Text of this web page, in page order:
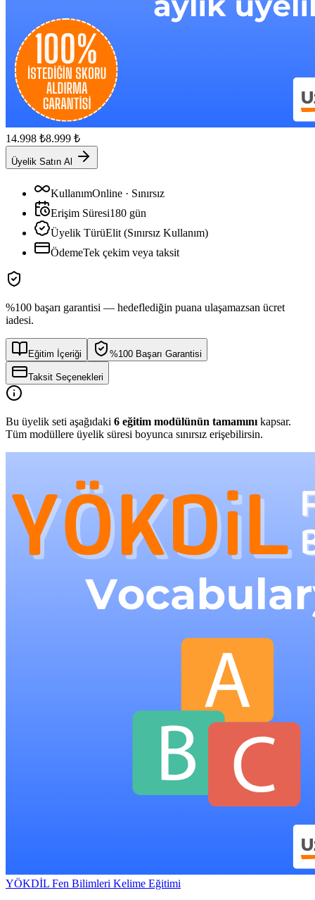
14.998 ₺8.999 ₺
Üyelik Satın Al
KullanımOnline · Sınırsız
Erişim Süresi180 gün
Üyelik TürüElit (Sınırsız Kullanım)
ÖdemeTek çekim veya taksit
%100 başarı garantisi — hedeflediğin puana ulaşamazsan ücret
iadesi.
Eğitim İçeriği %100 Başarı Garantisi
Taksit Seçenekleri
Bu üyelik seti aşağıdaki 6 eğitim modülünün tamamını kapsar.
Tüm modüllere üyelik süresi boyunca sınırsız erişebilirsin.
YÖKDİL Fen Bilimleri Kelime Eğitimi